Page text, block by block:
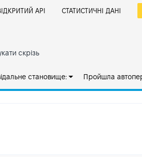
АРІ СТАТИСТИЧНІ ДАНІ
скрізь
становище: Пройшла